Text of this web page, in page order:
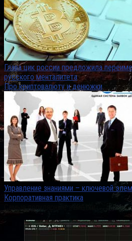
Глава цик россии предложила
русского менталитета
Про криптовалюту и денюжки
Управление знаниями – ключевой
Корпоративная практика
Самые популярные заметки